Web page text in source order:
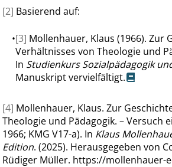
[2] Basierend auf:
•[3] Mollenhauer, Klaus (1966). Zur
Verhältnisses von Theologie und
In Studienkurs Sozialpädagogik
Manuskript vervielfältigt.
[4] Mollenhauer, Klaus. Zur
Theologie und Pädagogik. – Versuch
1966; KMG V17-a). In Klaus
Edition. (2025). Herausgegeben von
Rüdiger Müller. https://mollenhauer-